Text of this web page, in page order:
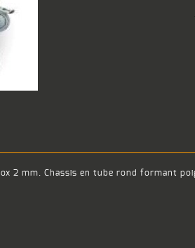
2 mm. Chassis en tube rond formant